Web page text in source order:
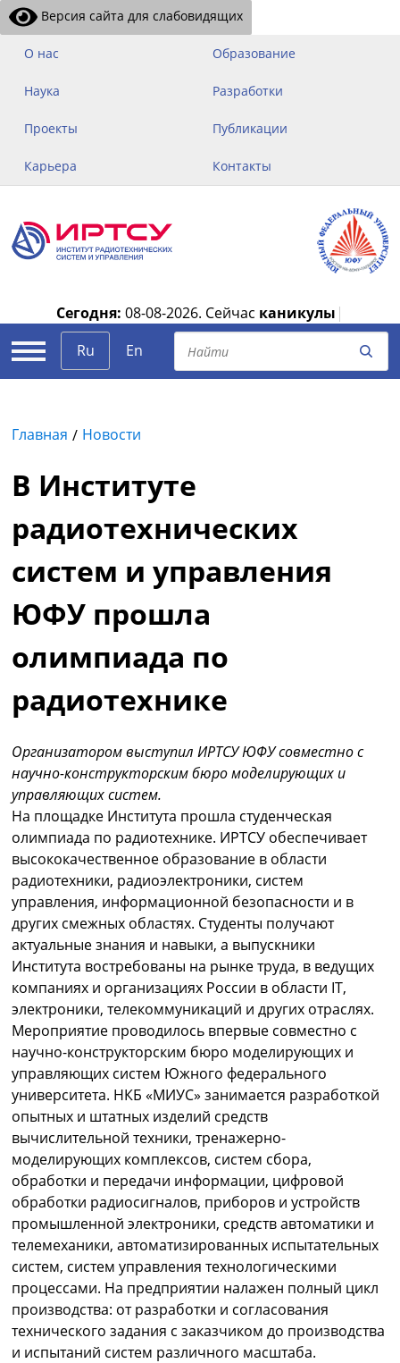
Версия сайта для слабовидящих
О нас Образование
Наука Разработки
Проекты Публикации
Карьера Контакты
Сегодня: 08-08-2026. Сейчас каникулы |
Ru
En
Главная Новости
В Институте
радиотехнических
систем и управления
ЮФУ прошла
олимпиада по
радиотехнике
Организатором выступил ИРТСУ ЮФУ совместно с
научно-конструкторским бюро моделирующих и
управляющих систем.
На площадке Института прошла студенческая
олимпиада по радиотехнике. ИРТСУ обеспечивает
высококачественное образование в области
радиотехники, радиоэлектроники, систем
управления, информационной безопасности и в
других смежных областях. Студенты получают
актуальные знания и навыки, а выпускники
Института востребованы на рынке труда, в ведущих
компаниях и организациях России в области IT,
электроники, телекоммуникаций и других отраслях.
Мероприятие проводилось впервые совместно с
научно-конструкторским бюро моделирующих и
управляющих систем Южного федерального
университета. НКБ «МИУС» занимается разработкой
опытных и штатных изделий средств
вычислительной техники, тренажерно-
моделирующих комплексов, систем сбора,
обработки и передачи информации, цифровой
обработки радиосигналов, приборов и устройств
промышленной электроники, средств автоматики и
телемеханики, автоматизированных испытательных
систем, систем управления технологическими
процессами. На предприятии налажен полный цикл
производства: от разработки и согласования
технического задания с заказчиком до производства
и испытаний систем различного масштаба.